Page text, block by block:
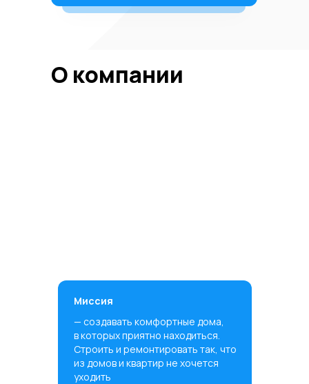
О компании
Миссия
— создавать комфортные дома,
в которых приятно находиться.
Строить и ремонтировать так, что
из домов и квартир не хочется
уходить